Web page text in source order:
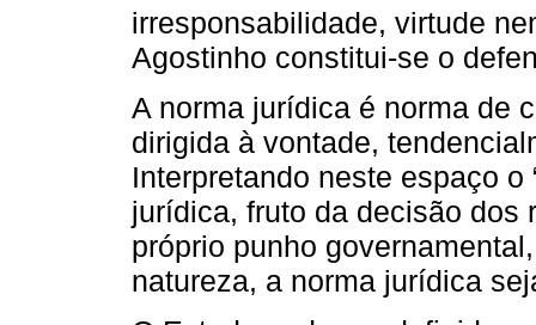
irresponsabilidade, virtude
Agostinho constitui-se o
A norma jurídica é norma de
dirigida à vontade,
Interpretando neste espaço o
jurídica, fruto da decisão dos
próprio punho
natureza, a norma jurídica